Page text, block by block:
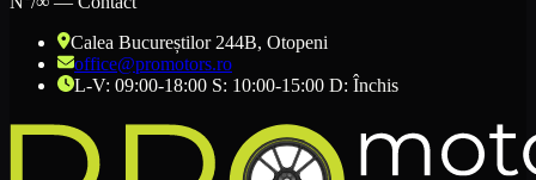
Calea Bucureștilor 244B, Otopeni
office@promotors.ro
L-V: 09:00-18:00 S: 10:00-15:00 D: Închis